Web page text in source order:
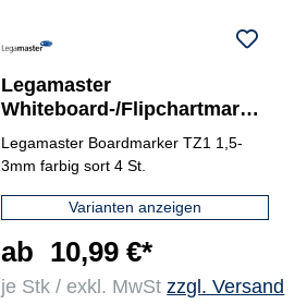
Legamaster
Whiteboard-/Flipchartmarke
r TZ 1 4 St./Pack.
Legamaster Boardmarker TZ1 1,5-
3mm farbig sort 4 St.
Varianten anzeigen
ab 10,99 €*
je Stk / exkl. MwStzzgl. Versand